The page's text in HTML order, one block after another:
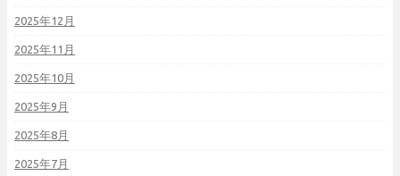
2025年12月
2025年11月
2025年10月
2025年9月
2025年8月
2025年7月